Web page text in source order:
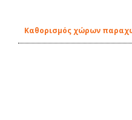
Καθορισμός χώρων